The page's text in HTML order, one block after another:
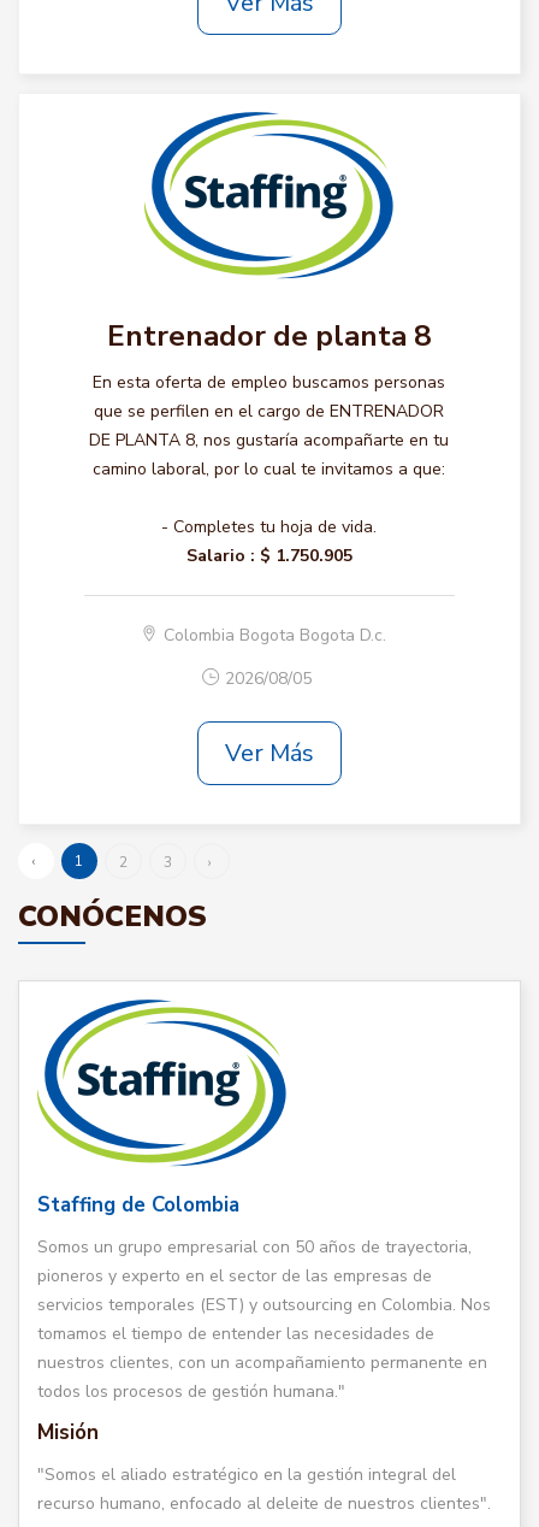
Entrenador de planta 8
En esta oferta de empleo buscamos personas
que se perfilen en el cargo de ENTRENADOR
DE PLANTA 8, nos gustaría acompañarte en tu
camino laboral, por lo cual te invitamos a que:
- Completes tu hoja de vida.
Salario : $ 1.750.905
Colombia Bogota Bogota D.c.
2026/08/05
Ver Más
‹ 1 2 3 ›
CONÓCENOS
Staffing de Colombia
Somos un grupo empresarial con 50 años de trayectoria,
pioneros y experto en el sector de las empresas de
servicios temporales (EST) y outsourcing en Colombia. Nos
tomamos el tiempo de entender las necesidades de
nuestros clientes, con un acompañamiento permanente en
todos los procesos de gestión humana."
Misión
"Somos el aliado estratégico en la gestión integral del
recurso humano, enfocado al deleite de nuestros clientes".